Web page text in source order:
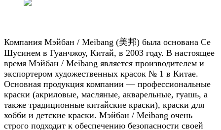
Компания Мэйбан / Meibang (美邦) была основана Се
Шусинем в Гуанчжоу, Китай, в 2003 году. В настоящее
время Мэйбан / Meibang является производителем и
экспортером художественных красок № 1 в Китае.
Основная продукция компании — профессиональные
краски (акриловые, масляные, акварельные, гуашь, а
также традиционные китайские краски), краски для
хобби и детские краски. Мэйбан / Meibang очень
строго подходит к обеспечению безопасности своей